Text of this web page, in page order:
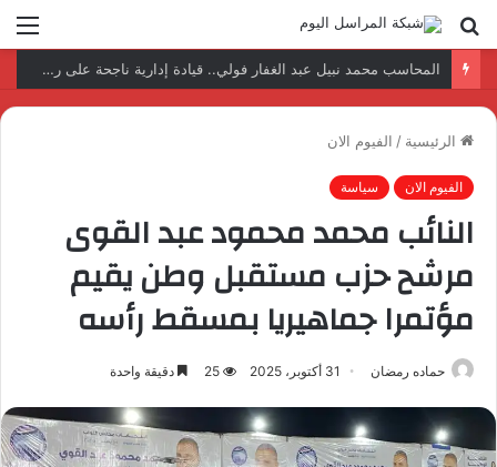
بحث
عن
المحاسب محمد نبيل عبد الغفار فولي.. قيادة إدارية ناجحة على رأس فرع إيرادات طامية
الرئيسية / الفيوم الان
الفيوم الان سياسة
النائب محمد محمود عبد القوى
مرشح حزب مستقبل وطن يقيم
مؤتمرا جماهيريا بمسقط رأسه
حماده رمضان 31 أكتوبر، 2025 25 دقيقة واحدة